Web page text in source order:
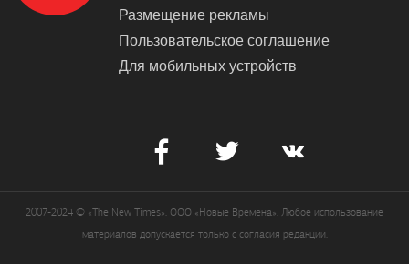
Размещение рекламы
Пользовательское соглашение
Для мобильных устройств
2007-2024 © «The New Times». ООО «Новые Времена». Любое использование
материалов допускается только с согласия редакции.